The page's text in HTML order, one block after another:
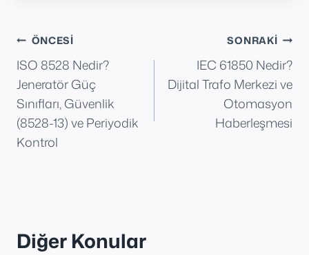
Yazı
gezinmesi
ÖNCESI
ISO 8528 Nedir?
Jeneratör Güç
Sınıfları, Güvenlik
(8528-13) ve Periyodik
Kontrol
SONRAKI
IEC 61850 Nedir?
Dijital Trafo Merkezi ve
Otomasyon
Haberleşmesi
Diğer Konular